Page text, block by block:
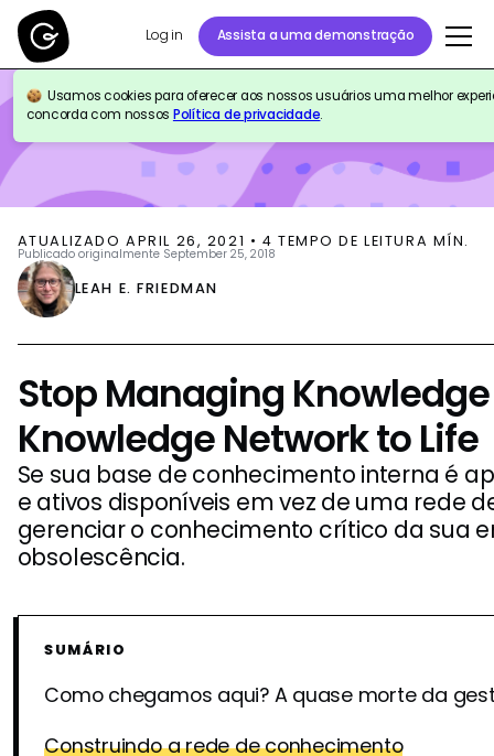
Log in Assista a uma demonstração
Usamos cookies para oferecer aos nossos usuários uma melhor
concorda com nossos Política de privacidade.
BLOG KNOWLEDGE MANAGEMENT
ATUALIZADOAPRIL 26, 2021 • 4 TEMPO DE LEITURA MÍN.
Publicado originalmente September 25, 2018
LEAH E. FRIEDMAN
Stop Managing
Knowledge Network to Life
Se sua base de conhecimento interna é
e ativos disponíveis em vez de uma rede
gerenciar o conhecimento crítico da sua
obsolescência.
SUMÁRIO
Como chegamos aqui? A quase morte da
Construindo a rede de conhecimento